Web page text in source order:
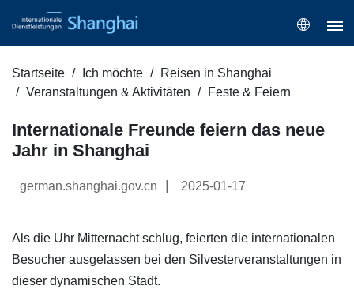
Startseite Ich möchte
Reisen in Shanghai
Veranstaltungen & Aktivitäten
Feste & Feiern
Internationale Freunde feiern das neue
Jahr in Shanghai
german.shanghai.gov.cn 2025-01-17
Als die Uhr Mitternacht schlug, feierten die internationalen
Besucher ausgelassen bei den Silvesterveranstaltungen in
dieser dynamischen Stadt.